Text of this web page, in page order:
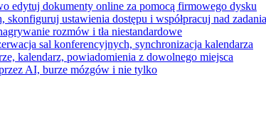
edytuj dokumenty online za pomocą firmowego dysku
ustawienia dostępu i współpracuj nad
rozmów i tła niestandardowe
sal konferencyjnych, synchronizacja kalendarza
kalendarz, powiadomienia z dowolnego miejsca
AI, burze mózgów i nie tylko